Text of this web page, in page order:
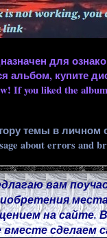
для
альбом, купите
If you liked the
темы в личном
about errors and
вам
на сайте.
сделаем